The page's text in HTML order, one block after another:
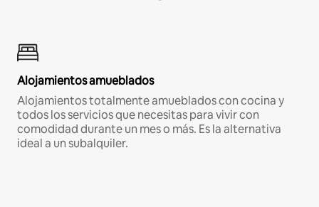
Alojamientos amueblados
Alojamientos totalmente amueblados con cocina y
todos los servicios que necesitas para vivir con
comodidad durante un mes o más. Es la alternativa
ideal a un subalquiler.